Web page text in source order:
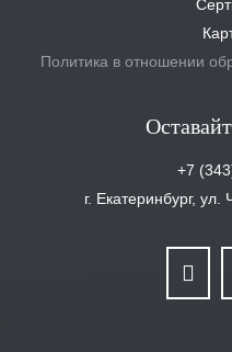
Политика в отношении
+7
г. Екатеринбург, ул.